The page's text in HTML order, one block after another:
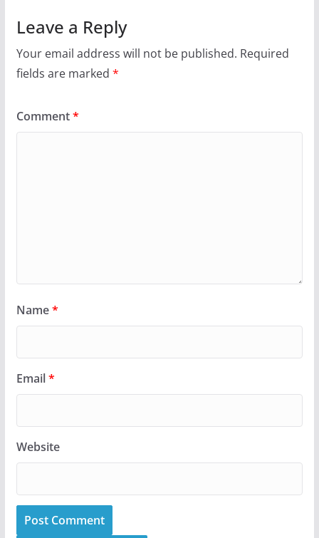
Leave a Reply
Your email address will not be published. Required
fields are marked *
Comment*
Name*
Email*
Website